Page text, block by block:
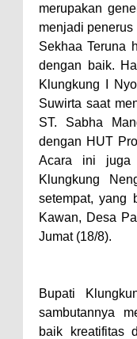
merupakan
menjadi
Sekhaa Teruna
dengan baik.
Klungkung I
Suwirta saat
ST. Sabha
dengan HUT
Acara ini juga
Klungkung
setempat, yang
Kawan, Desa
Jumat (18/8).
Bupati
sambutannya
baik kreatifitas